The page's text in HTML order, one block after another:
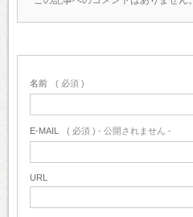
名前 ( 必須 )
E-MAIL ( 必須 ) - 公開されません -
URL